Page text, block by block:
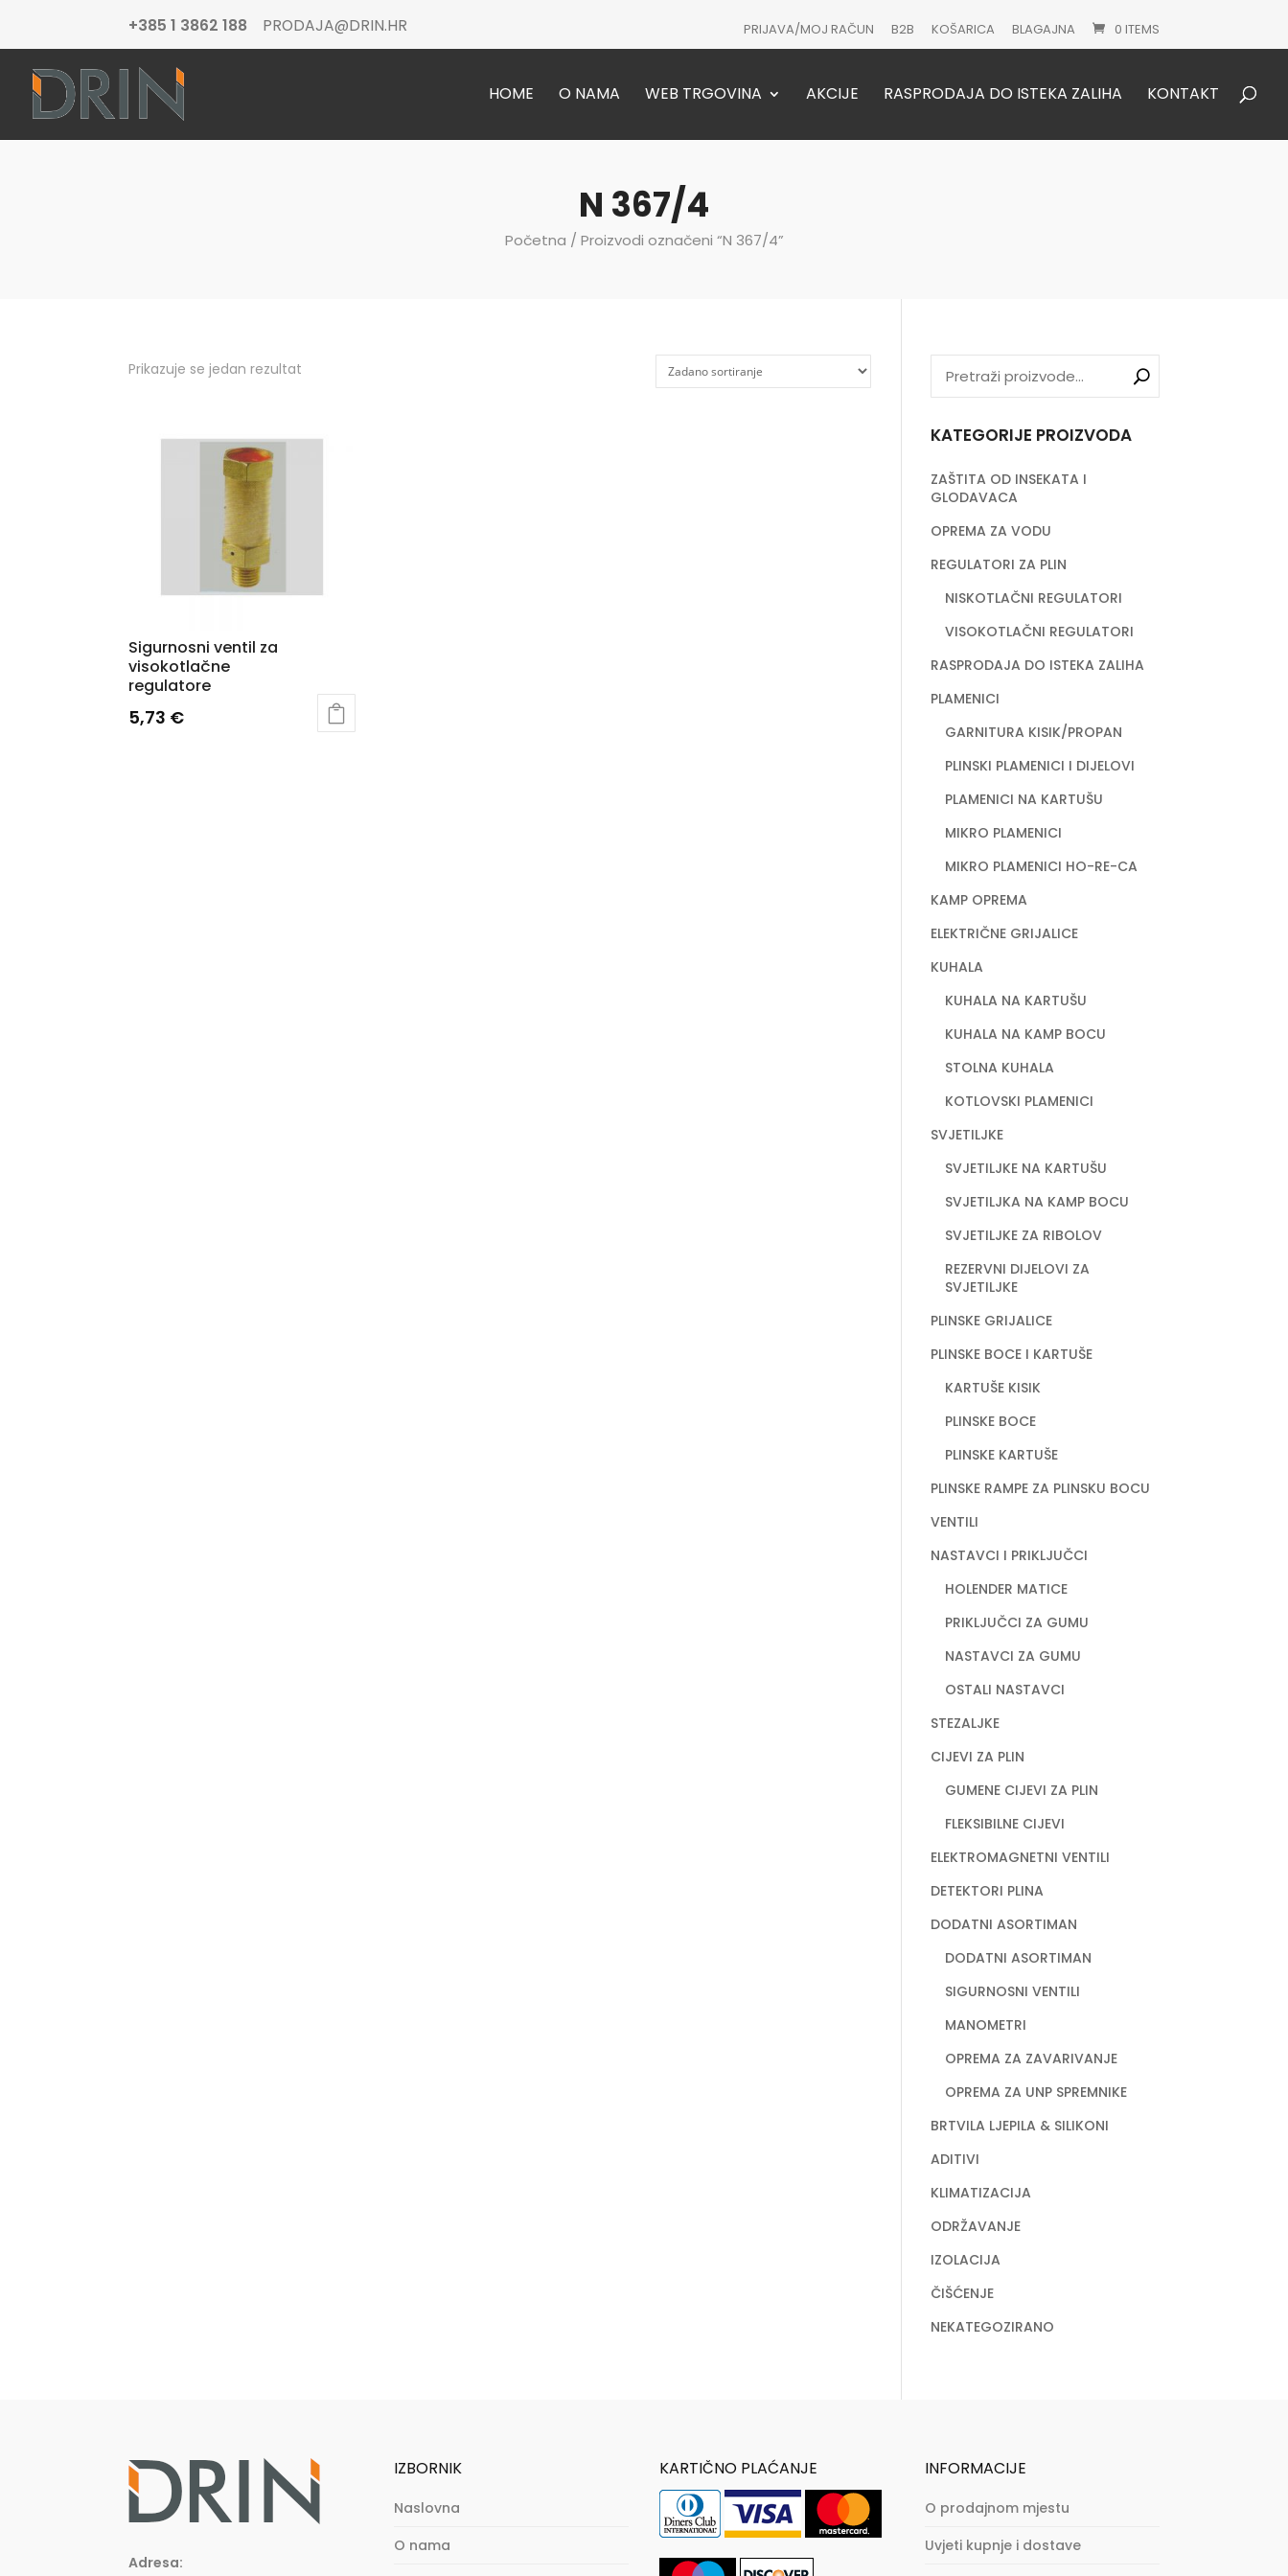
+385 1 3862 188 PRODAJA@DRIN.HR PRIJAVA/MOJ RAČUN B2B KOŠARICA BLAGAJNA 0 ITEMS
HOME O NAMA WEB TRGOVINA AKCIJE RASPRODAJA DO ISTEKA ZALIHA KONTAKT
Products
N 367/4
Početna / Proizvodi označeni “N 367/4”
Prikazuje se jedan rezultat
Sigurnosni ventil za
visokotlačne
regulatore
5,73 €
KATEGORIJE PROIZVODA
ZAŠTITA OD INSEKATA I
GLODAVACA
OPREMA ZA VODU
REGULATORI ZA PLIN
NISKOTLAČNI REGULATORI
VISOKOTLAČNI REGULATORI
RASPRODAJA DO ISTEKA ZALIHA
PLAMENICI
GARNITURA KISIK/PROPAN
PLINSKI PLAMENICI I DIJELOVI
PLAMENICI NA KARTUŠU
MIKRO PLAMENICI
MIKRO PLAMENICI HO-RE-CA
KAMP OPREMA
ELEKTRIČNE GRIJALICE
KUHALA
KUHALA NA KARTUŠU
KUHALA NA KAMP BOCU
STOLNA KUHALA
KOTLOVSKI PLAMENICI
SVJETILJKE
SVJETILJKE NA KARTUŠU
SVJETILJKA NA KAMP BOCU
SVJETILJKE ZA RIBOLOV
REZERVNI DIJELOVI ZA
SVJETILJKE
PLINSKE GRIJALICE
PLINSKE BOCE I KARTUŠE
KARTUŠE KISIK
PLINSKE BOCE
PLINSKE KARTUŠE
PLINSKE RAMPE ZA PLINSKU BOCU
VENTILI
NASTAVCI I PRIKLJUČCI
HOLENDER MATICE
PRIKLJUČCI ZA GUMU
NASTAVCI ZA GUMU
OSTALI NASTAVCI
STEZALJKE
CIJEVI ZA PLIN
GUMENE CIJEVI ZA PLIN
FLEKSIBILNE CIJEVI
ELEKTROMAGNETNI VENTILI
DETEKTORI PLINA
DODATNI ASORTIMAN
DODATNI ASORTIMAN
SIGURNOSNI VENTILI
MANOMETRI
OPREMA ZA ZAVARIVANJE
OPREMA ZA UNP SPREMNIKE
BRTVILA LJEPILA & SILIKONI
ADITIVI
KLIMATIZACIJA
ODRŽAVANJE
IZOLACIJA
ČIŠĆENJE
NEKATEGOZIRANO
Adresa:
IZBORNIK
Naslovna
O nama
KARTIČNO PLAĆANJE INFORMACIJE
O prodajnom mjestu
Uvjeti kupnje i dostave